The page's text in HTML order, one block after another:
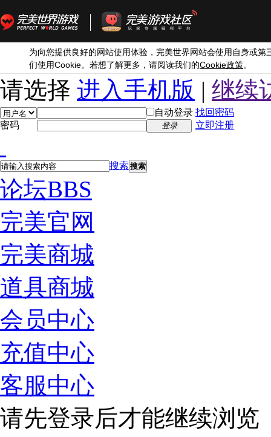
为向您提供良好的网站使用体验，完美世界网站会使用自身或第
们使用Cookie。若想了解更多，请阅读我们的Cookie政策。
请选择 进入手机版 | 继续
自动登录 找回密码
密码
登录 立即注册
搜索 搜索
论坛BBS
完美官网
完美商城
道具商城
会员中心
充值中心
客服中心
请先登录后才能继续浏览